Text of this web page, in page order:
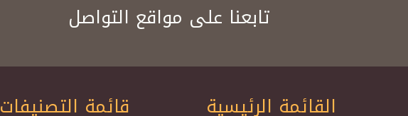
تابعنا على مواقع التواصل
القائمة الرئيسية قائمة التصنيفات